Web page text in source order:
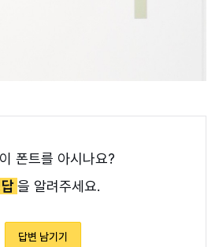
폰트를 아시나요?
을 알려주세요.
답변 남기기